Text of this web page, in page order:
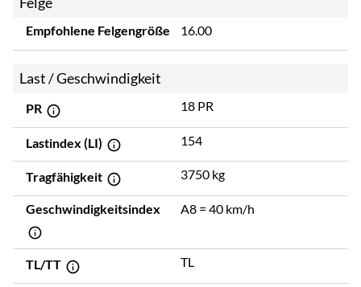
Empfohlene Felgengröße 16.00
Last / Geschwindigkeit
PR 18 PR
Lastindex (LI) 154
Tragfähigkeit 3750 kg
Geschwindigkeitsindex A8 = 40 km/h
TL/TT TL